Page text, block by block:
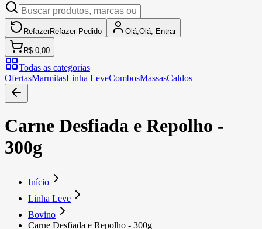
RefazerRefazer Pedido Olá, Olá, Entrar
R$ 0,00
Todas as categorias
OfertasMarmitasLinha LeveCombosMassasCaldos
Carne Desfiada e Repolho -
300g
Início
Linha Leve
Bovino
Carne Desfiada e Repolho - 300g